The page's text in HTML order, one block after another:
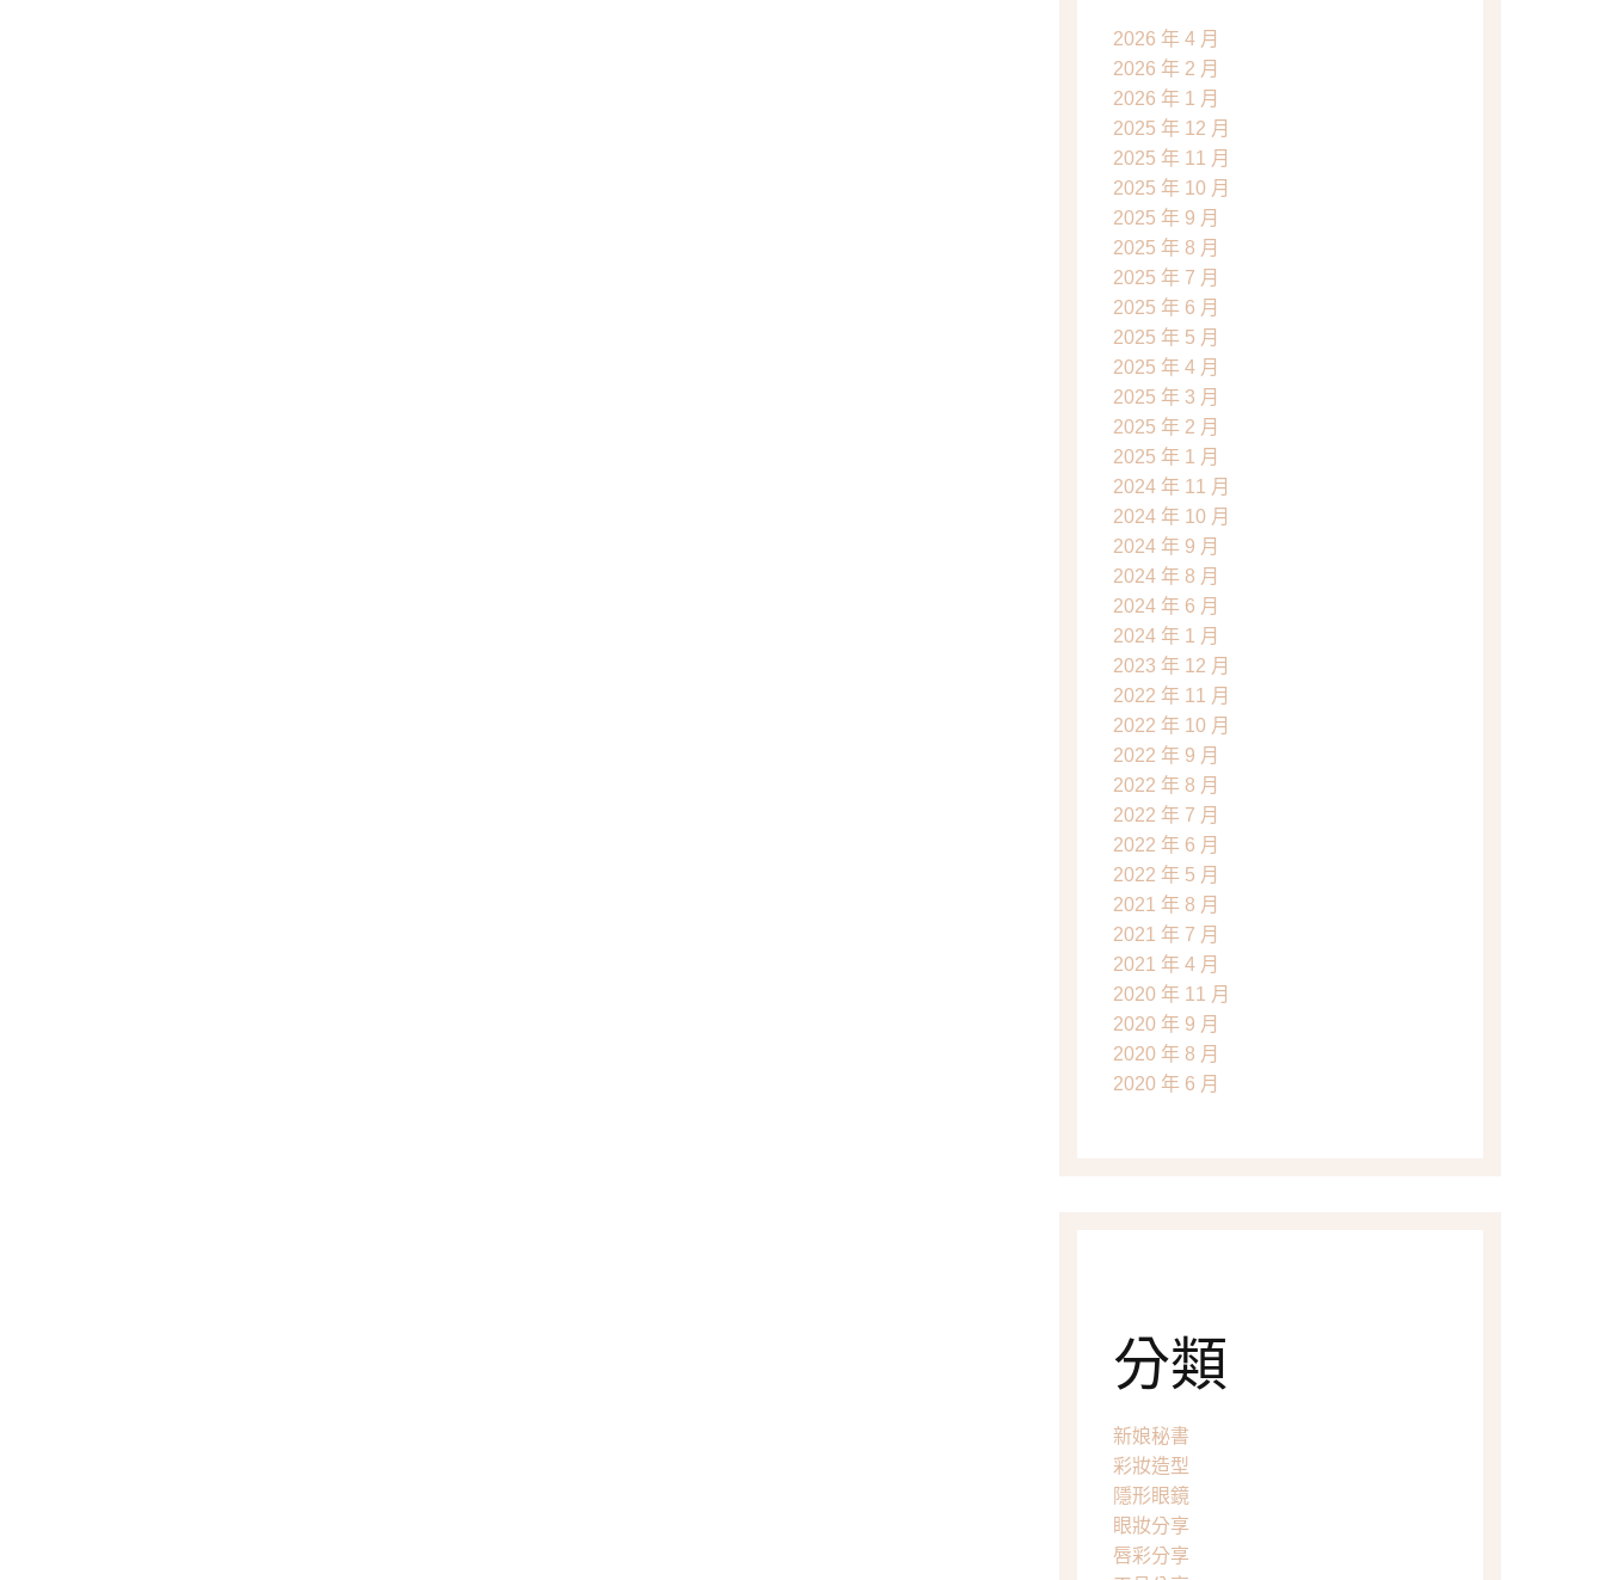
2026 年 4 月
2026 年 2 月
2026 年 1 月
2025 年 12 月
2025 年 11 月
2025 年 10 月
2025 年 9 月
2025 年 8 月
2025 年 7 月
2025 年 6 月
2025 年 5 月
2025 年 4 月
2025 年 3 月
2025 年 2 月
2025 年 1 月
2024 年 11 月
2024 年 10 月
2024 年 9 月
2024 年 8 月
2024 年 6 月
2024 年 1 月
2023 年 12 月
2022 年 11 月
2022 年 10 月
2022 年 9 月
2022 年 8 月
2022 年 7 月
2022 年 6 月
2022 年 5 月
2021 年 8 月
2021 年 7 月
2021 年 4 月
2020 年 11 月
2020 年 9 月
2020 年 8 月
2020 年 6 月
分類
新娘秘書
彩妝造型
隱形眼鏡
眼妝分享
唇彩分享